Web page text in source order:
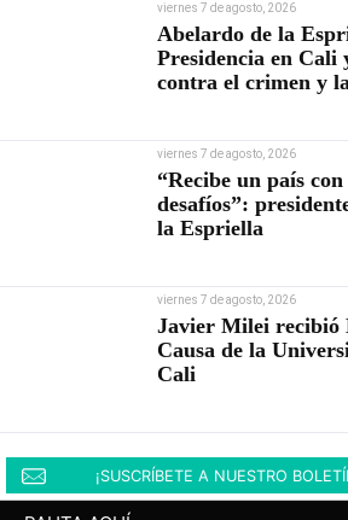
viernes 7 de agosto, 2026
Abelardo de la
Presidencia en Cali
contra el crimen y
viernes 7 de agosto, 2026
“Recibe un país
desafíos”:
la Espriella
viernes 7 de agosto, 2026
Javier Milei recibió
Causa de la
Cali
¡SUSCRÍBETE A NUESTRO